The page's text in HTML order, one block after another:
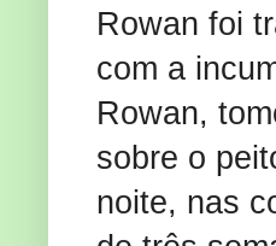
Rowan foi
com a
Rowan,
sobre o
noite, nas